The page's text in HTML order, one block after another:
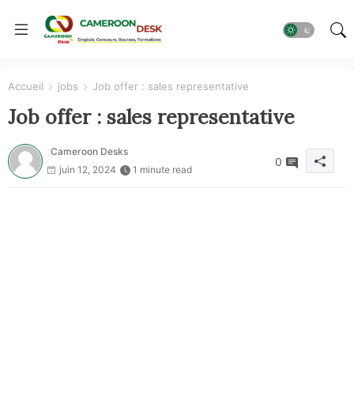
Accueil jobs Job offer : sales representative
Job offer : sales representative
Cameroon Desks
juin 12, 2024
1 minute read
0